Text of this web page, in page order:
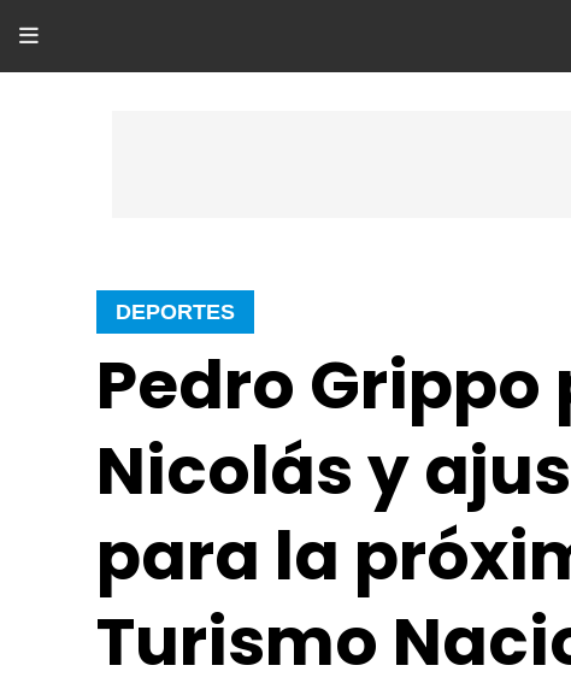
Pedro Grippo
Nicolás y
para la
Turismo
DEPORTES